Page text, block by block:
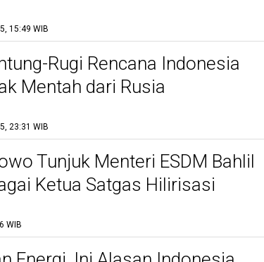
15:49 WIB
Rugi Rencana Indonesia
Mentah dari Rusia
23:31 WIB
Tunjuk Menteri ESDM Bahlil
Ketua Satgas Hilirisasi
WIB